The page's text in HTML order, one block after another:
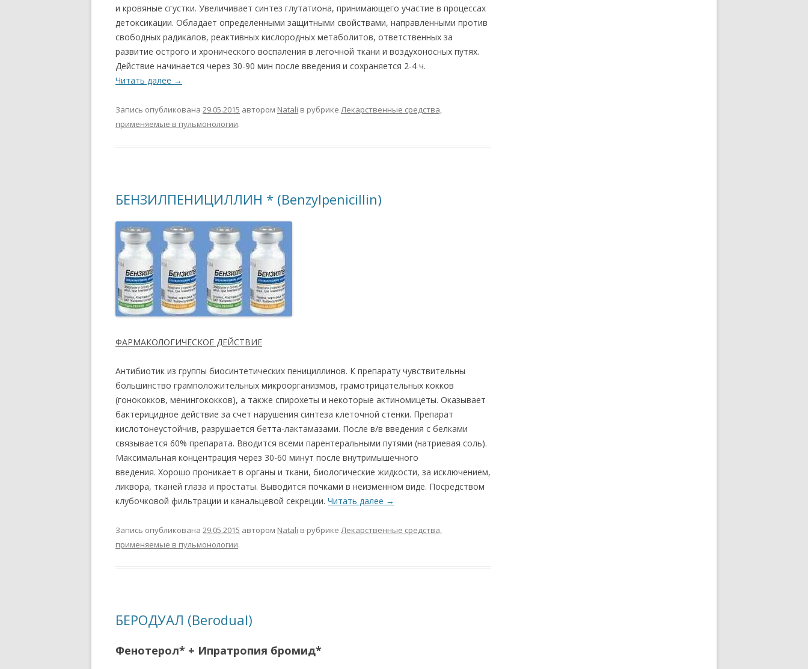
и кровяные сгустки. Увеличивает синтез глутатиона, принимающего участие в процессах
детоксикации. Обладает определенными защитными свойствами, направленными против
свободных радикалов, реактивных кислородных метаболитов, ответственных за
развитие острого и хронического воспаления в легочной ткани и воздухоносных путях.
Действие начинается через 30-90 мин после введения и сохраняется 2-4 ч.
Читать далее →
Запись опубликована 29.05.2015 автором Natali в рубрике Лекарственные средства,
применяемые в пульмонологии.
БЕНЗИЛПЕНИЦИЛЛИН * (Benzylpenicillin)
ФАРМАКОЛОГИЧЕСКОЕ ДЕЙСТВИЕ
Антибиотик из группы биосинтетических пенициллинов. К препарату чувствительны
большинство грамположительных микроорганизмов, грамотрицательных кокков
(гонококков, менингококков), а также спирохеты и некоторые актиномицеты. Оказывает
бактерицидное действие за счет нарушения синтеза клеточной стенки. Препарат
кислотонеустойчив, разрушается бетта-лактамазами. После в/в введения с белками
связывается 60% препарата. Вводится всеми парентеральными путями (натриевая соль).
Максимальная концентрация через 30-60 минут после внутримышечного
введения. Хорошо проникает в органы и ткани, биологические жидкости, за исключением,
ликвора, тканей глаза и простаты. Выводится почками в неизменном виде. Посредством
клубочковой фильтрации и канальцевой секреции. Читать далее →
Запись опубликована 29.05.2015 автором Natali в рубрике Лекарственные средства,
применяемые в пульмонологии.
БЕРОДУАЛ (Berodual)
Фенотерол* + Ипратропия бромид*